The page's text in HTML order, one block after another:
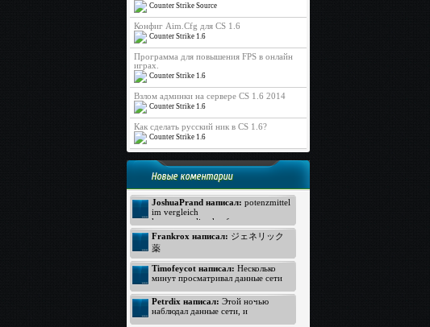
Counter Strike Source
Конфиг Aim.Cfg для CS 1.6
Counter Strike 1.6
Программа для повышения FPS в онлайн
играх.
Counter Strike 1.6
Взлом админки на сервере CS 1.6 2014
Counter Strike 1.6
Как сделать русский ник в CS 1.6?
Counter Strike 1.6
Новые коментарии
JoshuaPrand написал: potenzmittel
im vergleich
kamagra online kaufen
Viagra Generica ohne Rezept
https://www.rezeptfrei-viagra.com -
pde hemmer
generika apotheke
Kamagra ohne Rezept
Frankrox написал: ジェネリック
薬
ジェネリック バイアグラ
バイアグラ 価格
http://www.kokun.net/offers/orlistat -
オルリスタット
ジェネリック
ジェネリック
Timofeycot написал: Несколько
минут просматривал данные сети
удивлению открыл прелестный
вебсайт. Посмотрите: http://lmp-
174.biz - лмп174 . Для меня
Petrdix написал: Этой ночью
наблюдал данные сети, и